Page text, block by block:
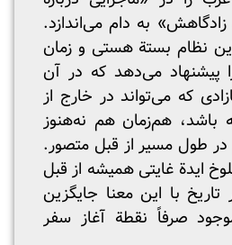
به دام می‌اندازد.
این نظام بستة هستی و زمان
پیشنهاد می‌دهد که در آن
که می‌تواند در خارج از
باشد، هم‌زمان هم نه‌هنوز
طول مسیر از قبل متصور.
ایدة غایتی همیشه از قبل
با این معنا جایگزین
صرفاً نقطة آغاز سفر